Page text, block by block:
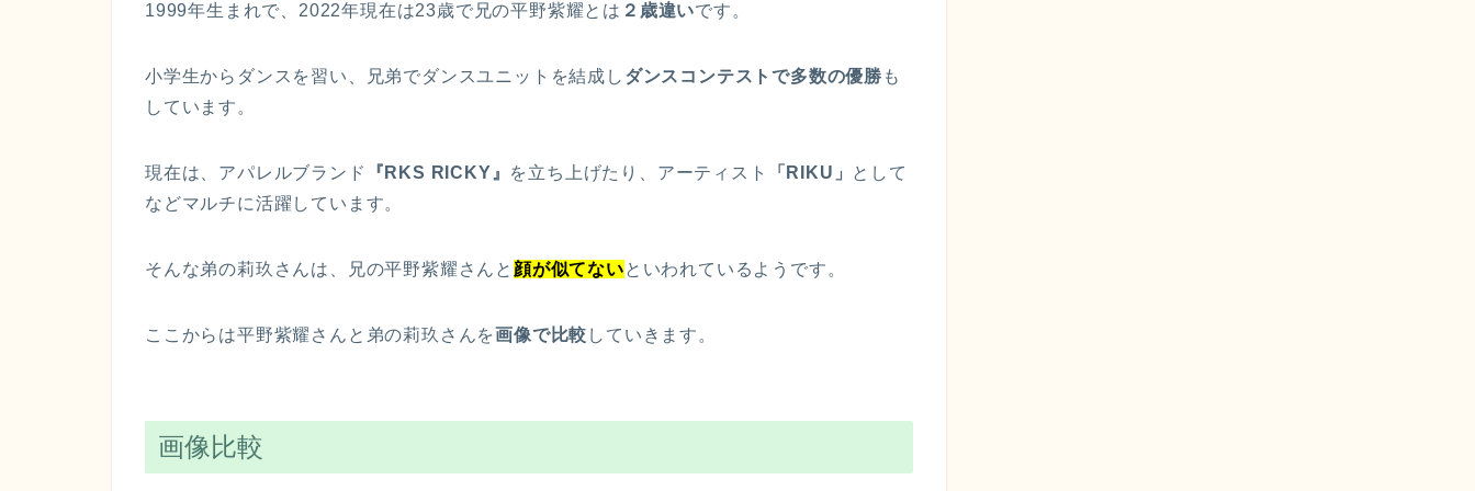
1999年生まれで、2022年現在は23歳で兄の平野紫耀とは ２歳違いです。
小学生からダンスを習い、兄弟でダンスユニットを結成し ダンスコンテストで多数の優勝 も
しています。
現在は、アパレルブランド 『RKS RICKY』 を立ち上げたり、アーティスト 「RIKU」 として
などマルチに活躍しています。
そんな弟の莉玖さんは、兄の平野紫耀さんと 顔が似てないといわれているようです。
ここからは平野紫耀さんと弟の莉玖さんを画像で比較 していきます。
画像比較